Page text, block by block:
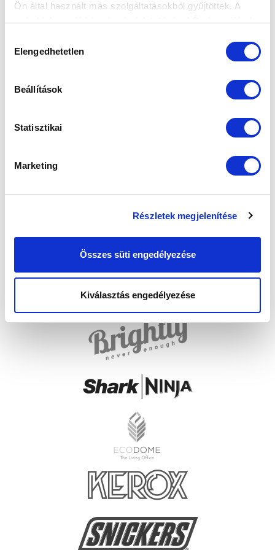
Ön által használt más szolgáltatásokból gyűjtöttek. A
weboldalon való böngészés folytatásával Ön hozzájárul a
kiválasztása
Elengedhetetlen
Beállítások
Statisztikai
Marketing
Részletek megjelenítése
Összes süti engedélyezése
Kiválasztás engedélyezése